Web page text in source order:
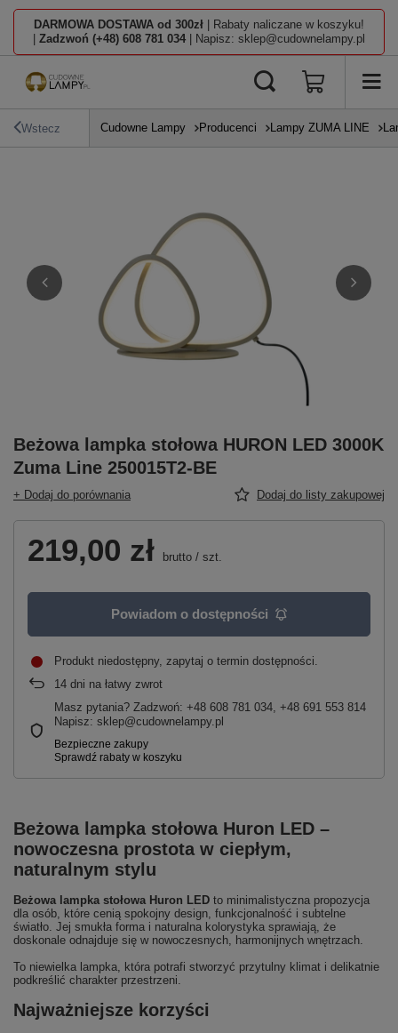
DARMOWA DOSTAWA od 300zł | Rabaty naliczane w koszyku!
Zadzwoń (+48) 608 781 034 | Napisz: sklep@cudownelampy.pl
Wstecz Cudowne Lampy Producenci Lampy ZUMA LINE
Beżowa lampka stołowa HURON LED 3000K
Zuma Line 250015T2-BE
+ Dodaj do porównania Dodaj do listy zakupowej
219,00 zł brutto / szt.
Powiadom o dostępności
Produkt niedostępny, zapytaj o termin dostępności
14 dni na łatwy zwrot
Masz pytania? Zadzwoń: +48 608 781 034, +48 691 553 814
Napisz: sklep@cudownelampy.pl
Beżowa lampka stołowa Huron LED –
nowoczesna prostota w ciepłym,
naturalnym stylu
Beżowa lampka stołowa Huron LED to minimalistyczna propozycja
dla osób, które cenią spokojny design, funkcjonalność i subtelne
światło. Jej smukła forma i naturalna kolorystyka sprawiają, że
doskonale odnajduje się w nowoczesnych, harmonijnych wnętrzach.
To niewielka lampka, która potrafi stworzyć przytulny klimat i delikatnie
podkreślić charakter przestrzeni.
Najważniejsze korzyści